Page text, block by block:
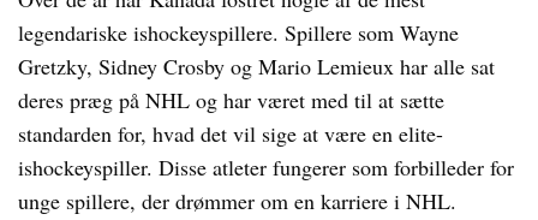
legendariske ishockeyspillere. Spillere som Wayne
Gretzky, Sidney Crosby og Mario Lemieux har alle sat
deres præg på NHL og har været med til at sætte
standarden for, hvad det vil sige at være en elite-
ishockeyspiller. Disse atleter fungerer som forbilleder for
unge spillere, der drømmer om en karriere i NHL.